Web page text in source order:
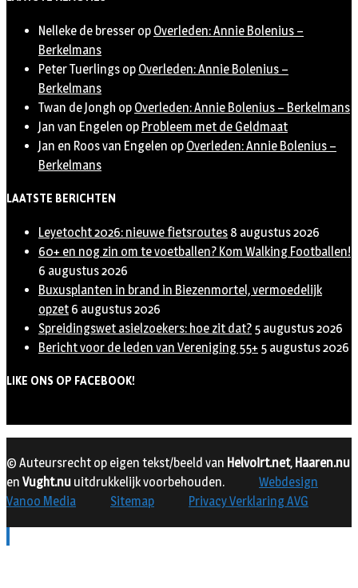
Nelleke de bresser op Overleden: Annie Bolenius –
Berkelmans
Peter Tuerlings op Overleden: Annie Bolenius –
Berkelmans
Twan de Jongh op Overleden: Annie Bolenius – Berkelmans
Jan van Engelen op Probleem met de Geldmaat
Jan en Roos van Engelen op Overleden: Annie Bolenius –
Berkelmans
LAATSTE BERICHTEN
Leyetocht 2026: nieuwe fietsroutes 8 augustus 2026
60+ en nog zin om te voetballen? Kom Walking Footballen!
6 augustus 2026
Buxusplanten in brand in Biezenmortel, vermoedelijk
opzet 6 augustus 2026
Spreidingswet asielzoekers: hoe zit dat? 5 augustus 2026
Bericht voor de leden van Vereniging 55+ 5 augustus 2026
LIKE ONS OP FACEBOOK!
© Auteursrecht op eigen tekst/beeld van Helvoirt.net, Haaren.nu
en Vught.nu uitdrukkelijk voorbehouden.
Webdesign
Vanoo Media
Sitemap Privacy Verklaring AVG